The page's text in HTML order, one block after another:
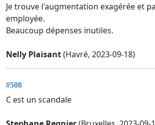
Je trouve l'augmentation exagérée et
employée.
Beaucoup dépenses inutiles.
Nelly Plaisant(Havré, 2023-09-18)
#508
C est un scandale